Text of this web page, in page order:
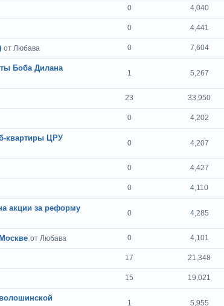
0 4,040
0 4,441
от Любава 0 7,604
Боба Дилана
1 5,267
23 33,950
0 4,202
квартиры ЦРУ
0 4,207
0 4,427
0 4,110
акции за реформу
0 4,285
от Любава 0 4,101
17 21,348
15 19,021
1 5,955